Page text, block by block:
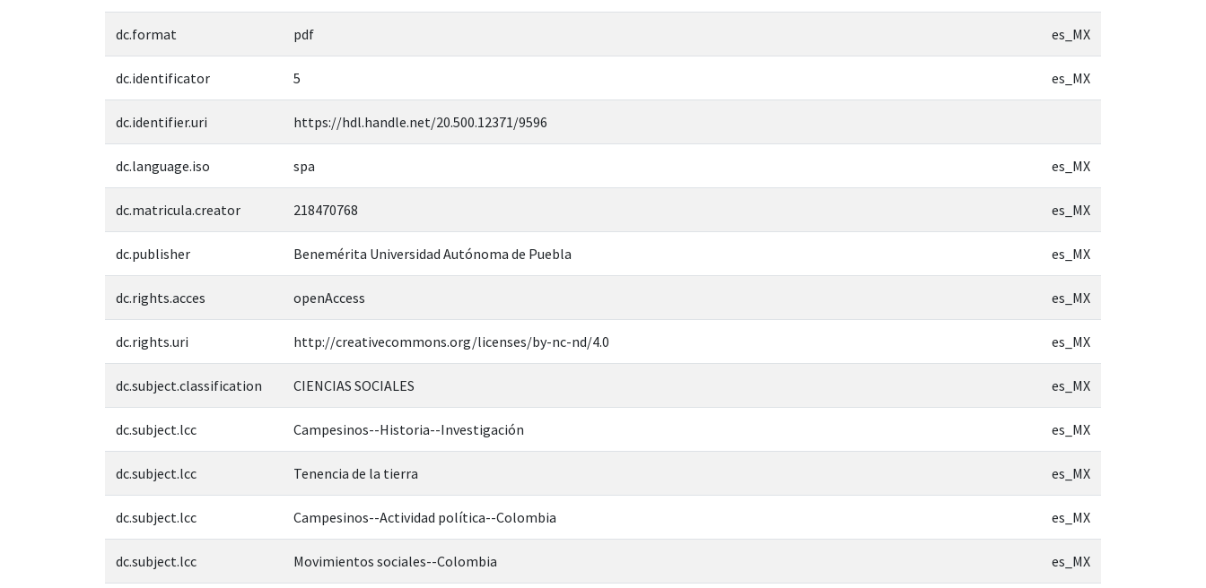
dc.format pdf es_MX
dc.identificator 5 es_MX
dc.identifier.uri https://hdl.handle.net/20.500.12371/9596
dc.language.iso spa es_MX
dc.matricula.creator 218470768 es_MX
dc.publisher Benemérita Universidad Autónoma de Puebla es_MX
dc.rights.acces openAccess es_MX
dc.rights.uri http://creativecommons.org/licenses/by-nc-nd/4.0 es_MX
dc.subject.classification CIENCIAS SOCIALES es_MX
dc.subject.lcc Campesinos--Historia--Investigación es_MX
dc.subject.lcc Tenencia de la tierra es_MX
dc.subject.lcc Campesinos--Actividad política--Colombia es_MX
dc.subject.lcc Movimientos sociales--Colombia es_MX